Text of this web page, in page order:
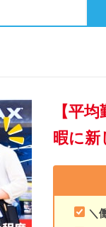
【平
暇に新
＼